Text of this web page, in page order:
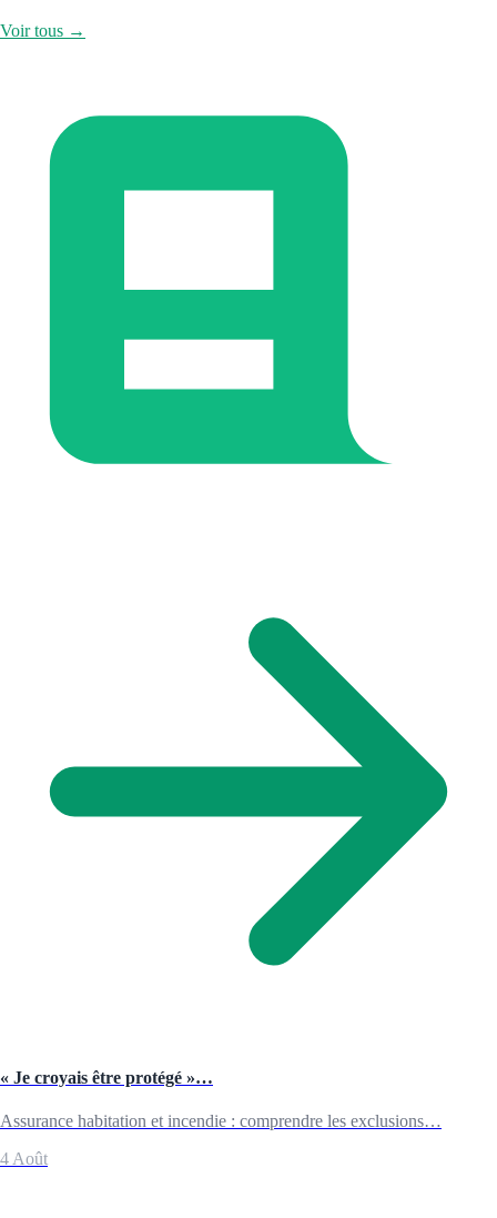
Voir tous →
« Je croyais être protégé »…
Assurance habitation et incendie : comprendre les exclusions…
4 Août